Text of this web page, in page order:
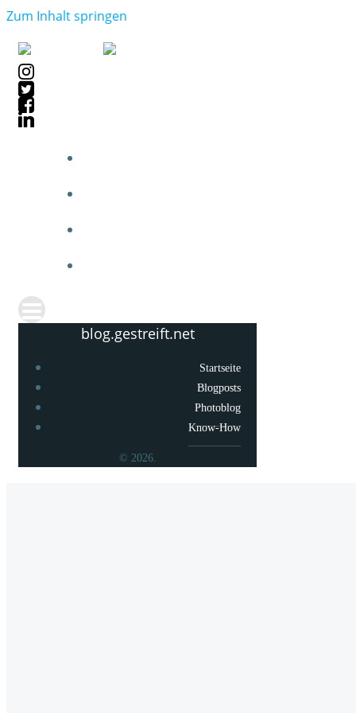
Zum Inhalt springen
blog.gestreift.net
Startseite
Blogposts
Photoblog
Know-How
© 2026.